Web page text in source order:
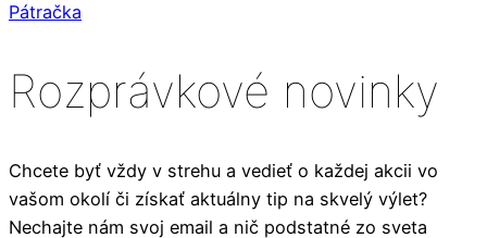
Pátračka
Rozprávkové novinky
Chcete byť vždy v strehu a vedieť o každej akcii vo
vašom okolí či získať aktuálny tip na skvelý výlet?
Nechajte nám svoj email a nič podstatné zo sveta